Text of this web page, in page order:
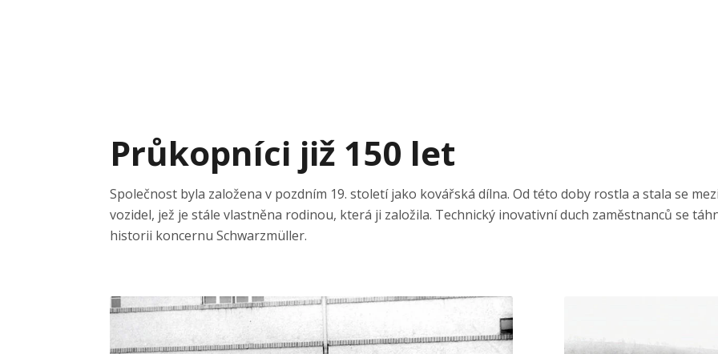
Průkopníci již 150 let
Společnost byla založena v pozdním 19. století jako kovářská dílna. Od této doby rostla a stala se
vozidel, jež je stále vlastněna rodinou, která ji založila. Technický inovativní duch zaměstnanců se
historii koncernu Schwarzmüller.